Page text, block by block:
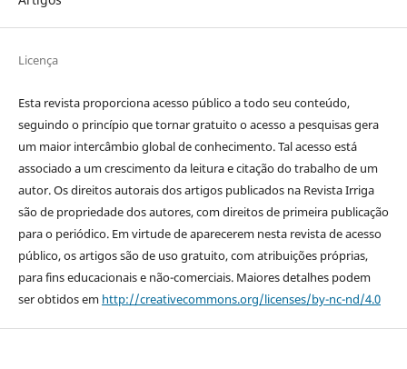
Licença
Esta revista proporciona acesso público a todo seu conteúdo,
seguindo o princípio que tornar gratuito o acesso a pesquisas gera
um maior intercâmbio global de conhecimento. Tal acesso está
associado a um crescimento da leitura e citação do trabalho de um
autor. Os direitos autorais dos artigos publicados na Revista Irriga
são de propriedade dos autores, com direitos de primeira publicação
para o periódico. Em virtude de aparecerem nesta revista de acesso
público, os artigos são de uso gratuito, com atribuições próprias,
para fins educacionais e não-comerciais. Maiores detalhes podem
ser obtidos em http://creativecommons.org/licenses/by-nc-nd/4.0